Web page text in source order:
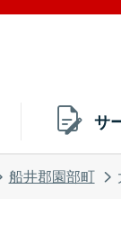
サ
船井郡園部町